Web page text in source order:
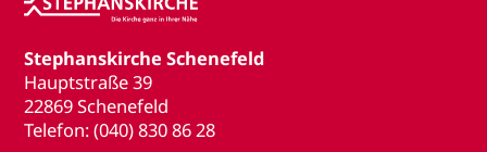
Stephanskirche Schenefeld
Hauptstraße 39
22869 Schenefeld
Telefon: (040) 830 86 28